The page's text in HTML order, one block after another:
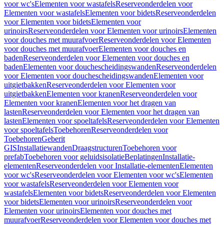
voor wc'sElementen voor wastafelsReserveonderdelen voor
Elementen voor wastafelsElementen voor bidetsReserveonderdelen
voor Elementen voor bidetsElementen voor
urinoirsReserveonderdelen voor Elementen voor urinoirsElementen
voor douches met muurafvoerReserveonderdelen voor Elementen
voor douches met muurafvoerElementen voor douches en
badenReserveonderdelen voor Elementen voor douches en
badenElementen voor douchescheidingswandenReserveonderdelen
voor Elementen voor douchescheidingswandenElementen voor
uitgietbakkenReserveonderdelen voor Elementen voor
uitgietbakkenElementen voor kranenReserveonderdelen voor
Elementen voor kranenElementen voor het dragen van
lastenReserveonderdelen voor Elementen voor het dragen van
lastenElementen voor spoeltafelsReserveonderdelen voor Elementen
voor spoeltafelsToebehorenReserveonderdelen voor
ToebehorenGeberit
GISInstallatiewandenDraagstructurenToebehoren voor
prefabToebehoren voor geluidsisolatieBeplatingenInstallatie-
elementenReserveonderdelen voor Installatie-elementenElementen
voor wc'sReserveonderdelen voor Elementen voor wc'sElementen
voor wastafelsReserveonderdelen voor Elementen voor
wastafelsElementen voor bidetsReserveonderdelen voor Elementen
voor bidetsElementen voor urinoirsReserveonderdelen voor
Elementen voor urinoirsElementen voor douches met
muurafvoerReserveonderdelen voor Elementen voor douches met